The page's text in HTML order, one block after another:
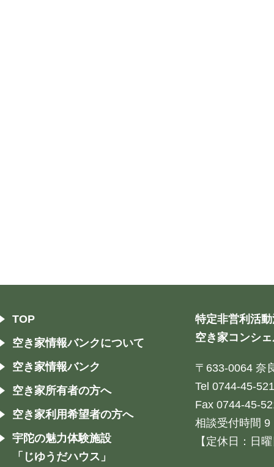
TOP
空き家情報バンクについて
空き家情報バンク
空き家所有者の方へ
空き家利用希望者の方へ
宇陀の魅力体験施設
「じゆうだハウス」
特定非営利活
空き家コンシ
〒633-0064 奈
Tel 0744-45-
Fax 0744-45-
相談受付時間 9
【定休日：日